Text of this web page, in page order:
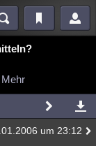
Kriminalfälle
Mehr
um 23:12